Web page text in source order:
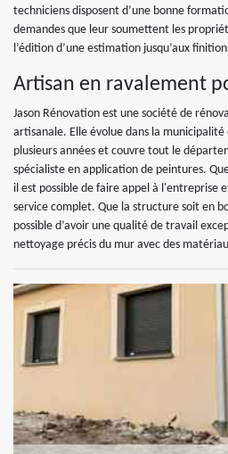
techniciens disposent d’une bonne
demandes que leur soumettent les
l’édition d’une estimation jusqu’aux
Artisan en ravalement
Jason Rénovation est une société de
artisanale. Elle évolue dans la
plusieurs années et couvre tout le
spécialiste en application de peintures.
il est possible de faire appel à l'entreprise
service complet. Que la structure soit en
possible d’avoir une qualité de travail
nettoyage précis du mur avec des